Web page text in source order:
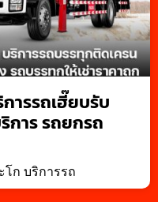
ารรถเฮี๊ยบรับ
การ รถยกรถ
โก บริการรถ